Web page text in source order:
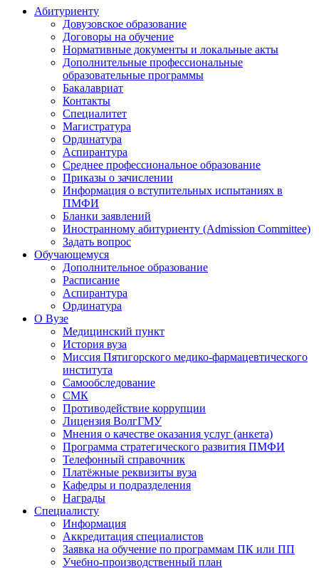
Абитуриенту
Довузовское образование
Договоры на обучение
Нормативные документы и локальные акты
Дополнительные профессиональные
образовательные программы
Бакалавриат
Контакты
Специалитет
Магистратура
Ординатура
Аспирантура
Среднее профессиональное образование
Приказы о зачислении
Информация о вступительных испытаниях в
ПМФИ
Бланки заявлений
Иностранному абитуриенту (Admission Committee)
Задать вопрос
Обучающемуся
Дополнительное образование
Расписание
Аспирантура
Ординатура
О Вузе
Медицинский пункт
История вуза
Миссия Пятигорского медико-фармацевтического
института
Самообследование
СМК
Противодействие коррупции
Лицензия ВолгГМУ
Мнения о качестве оказания услуг (анкета)
Программа стратегического развития ПМФИ
Телефонный справочник
Платёжные реквизиты вуза
Кафедры и подразделения
Награды
Специалисту
Информация
Аккредитация специалистов
Заявка на обучение по программам ПК или ПП
Учебно-производственный план